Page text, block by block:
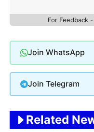
For Feedback
Join WhatsApp
Join Telegram
Related